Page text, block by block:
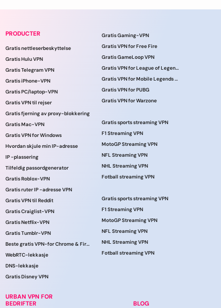
PRODUCTER
Gratis nettleserbeskyttelse
Gratis Hulu VPN
Gratis Telegram VPN
Gratis iPhone-VPN
Gratis PC/laptop-VPN
Gratis VPN til rejser
Gratis fjerning av proxy-blokkering
Gratis Mac-VPN
Gratis VPN for Windows
Hvordan skjule min IP-adresse
IP -plassering
Tilfeldig passordgenerator
Gratis Roblox-VPN
Gratis ruter IP -adresse VPN
Gratis VPN til Reddit
Gratis Craiglist-VPN
Gratis Netflix-VPN
Gratis Tumblr-VPN
Beste gratis VPN-for Chrome & Firefox!
WebRTC-lekkasje
DNS-lekkasje
Gratis Disney VPN
URBAN VPN FOR
BEDRIFTER
Gratis Gaming-VPN
Gratis VPN for Free Fire
Gratis GameLoop VPN
Gratis VPN for League of Legends
Gratis VPN for Mobile Legends online
Gratis VPN for PUBG
Gratis VPN for Warzone
Gratis sports streaming VPN
F1 Streaming VPN
MotoGP Streaming VPN
NFL Streaming VPN
NHL Streaming VPN
Fotball streaming VPN
Gratis sports streaming VPN
F1 Streaming VPN
MotoGP Streaming VPN
NFL Streaming VPN
NHL Streaming VPN
Fotball streaming VPN
BLOG